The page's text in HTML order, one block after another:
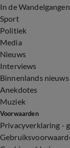
In de Wandelgangen
Sport
Politiek
Media
Nieuws
Interviews
Binnenlands nieuws
Anekdotes
Muziek
Voorwaarden
Privacyverklaring -